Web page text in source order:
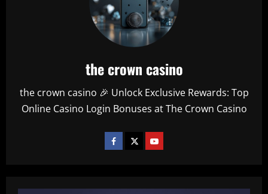
the crown casino
the crown casino 🎉 Unlock Exclusive Rewards: Top
Online Casino Login Bonuses at The Crown Casino